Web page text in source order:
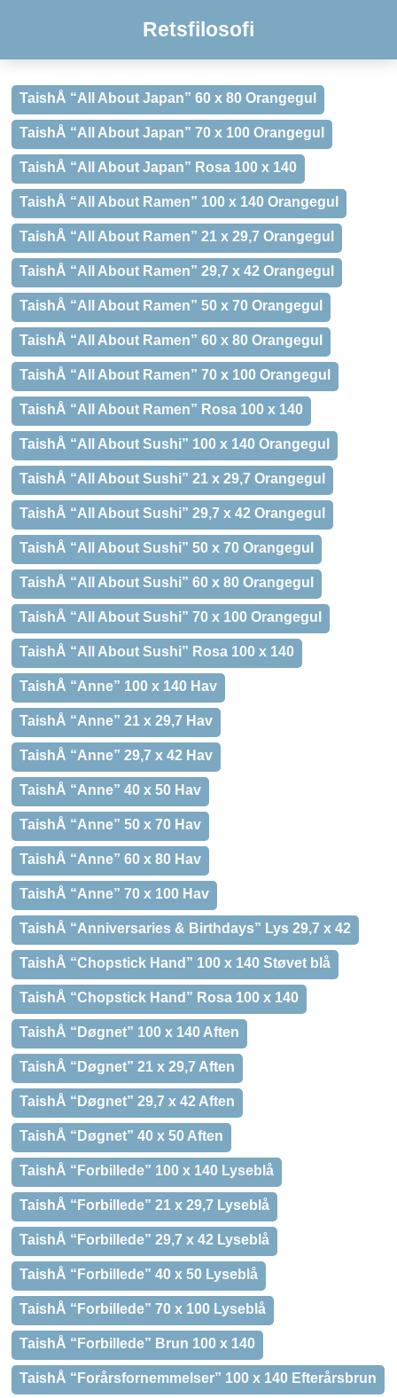
Retsfilosofi
TaishÅ “All About Japan” 60 x 80 Orangegul
TaishÅ “All About Japan” 70 x 100 Orangegul
TaishÅ “All About Japan” Rosa 100 x 140
TaishÅ “All About Ramen” 100 x 140 Orangegul
TaishÅ “All About Ramen” 21 x 29,7 Orangegul
TaishÅ “All About Ramen” 29,7 x 42 Orangegul
TaishÅ “All About Ramen” 50 x 70 Orangegul
TaishÅ “All About Ramen” 60 x 80 Orangegul
TaishÅ “All About Ramen” 70 x 100 Orangegul
TaishÅ “All About Ramen” Rosa 100 x 140
TaishÅ “All About Sushi” 100 x 140 Orangegul
TaishÅ “All About Sushi” 21 x 29,7 Orangegul
TaishÅ “All About Sushi” 29,7 x 42 Orangegul
TaishÅ “All About Sushi” 50 x 70 Orangegul
TaishÅ “All About Sushi” 60 x 80 Orangegul
TaishÅ “All About Sushi” 70 x 100 Orangegul
TaishÅ “All About Sushi” Rosa 100 x 140
TaishÅ “Anne” 100 x 140 Hav
TaishÅ “Anne” 21 x 29,7 Hav
TaishÅ “Anne” 29,7 x 42 Hav
TaishÅ “Anne” 40 x 50 Hav
TaishÅ “Anne” 50 x 70 Hav
TaishÅ “Anne” 60 x 80 Hav
TaishÅ “Anne” 70 x 100 Hav
TaishÅ “Anniversaries & Birthdays” Lys 29,7 x 42
TaishÅ “Chopstick Hand” 100 x 140 Støvet blå
TaishÅ “Chopstick Hand” Rosa 100 x 140
TaishÅ “Døgnet” 100 x 140 Aften
TaishÅ “Døgnet” 21 x 29,7 Aften
TaishÅ “Døgnet” 29,7 x 42 Aften
TaishÅ “Døgnet” 40 x 50 Aften
TaishÅ “Forbillede” 100 x 140 Lyseblå
TaishÅ “Forbillede” 21 x 29,7 Lyseblå
TaishÅ “Forbillede” 29,7 x 42 Lyseblå
TaishÅ “Forbillede” 40 x 50 Lyseblå
TaishÅ “Forbillede” 70 x 100 Lyseblå
TaishÅ “Forbillede” Brun 100 x 140
TaishÅ “Forårsfornemmelser” 100 x 140 Efterårsbrun